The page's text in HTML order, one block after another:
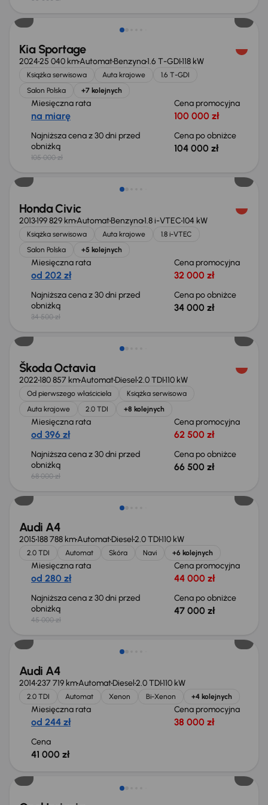
Taniej o 1 000 zł
Kia Sportage
202425 040 kmAutomatBenzyna1.6 T-GDI118 kW
Książka serwisowa Auta krajowe
1.6 T-GDI
Salon Polska
+7 kolejnych
Miesięczna rata
na miarę
Cena promocyjna
100 000 zł
Najniższa cena z 30 dni przed
obniżką
105 000 zł
Cena po obniżce
104 000 zł
Taniej o 500 zł
Honda Civic
2013199 829 kmAutomatBenzyna1.8 i-VTEC104 kW
Książka serwisowa Auta krajowe
1.8 i-VTEC
Salon Polska
+5 kolejnych
Miesięczna rata
od 202 zł
Cena promocyjna
32 000 zł
Najniższa cena z 30 dni przed
obniżką
34 500 zł
Cena po obniżce
34 000 zł
Świeżo skupione
Škoda Octavia
2022180 857 kmAutomatDiesel2.0 TDI110 kW
Od pierwszego właściciela
Książka serwisowa
Auta krajowe
2.0 TDI +8 kolejnych
Miesięczna rata
od 396 zł
Cena promocyjna
62 500 zł
Najniższa cena z 30 dni przed
obniżką
68 000 zł
Cena po obniżce
66 500 zł
Audi A4
2015188 788 kmAutomatDiesel2.0 TDI110 kW
2.0 TDI Automat Skóra Navi +6 kolejnych
Miesięczna rata
od 280 zł
Cena promocyjna
44 000 zł
Najniższa cena z 30 dni przed
obniżką
45 000 zł
Cena po obniżce
47 000 zł
Audi A4
2014237 719 kmAutomatDiesel2.0 TDI110 kW
2.0 TDI Automat Xenon Bi-Xenon +4 kolejnych
Miesięczna rata
od 244 zł
Cena promocyjna
38 000 zł
Cena
41 000 zł